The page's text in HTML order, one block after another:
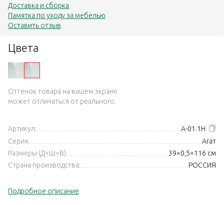
Цвета
Оттенок товара на вашем экране
может отличаться от реального.
Артикул:
А-01.1Н
Серия:
Агат
Размеры (Д×Ш×В):
39×0,5×116 см
Страна производства:
РОССИЯ
Подробное описание
Доставка и сборка
Памятка по уходу за мебелью
Оставить отзыв